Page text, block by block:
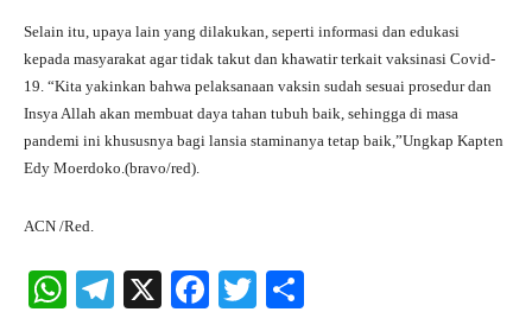
Selain itu, upaya lain yang dilakukan, seperti informasi dan edukasi
kepada masyarakat agar tidak takut dan khawatir terkait vaksinasi Covid-
19. “Kita yakinkan bahwa pelaksanaan vaksin sudah sesuai prosedur dan
Insya Allah akan membuat daya tahan tubuh baik, sehingga di masa
pandemi ini khususnya bagi lansia staminanya tetap baik,”Ungkap Kapten
Edy Moerdoko.(bravo/red).
ACN /Red.
W
Te X
Fa
T